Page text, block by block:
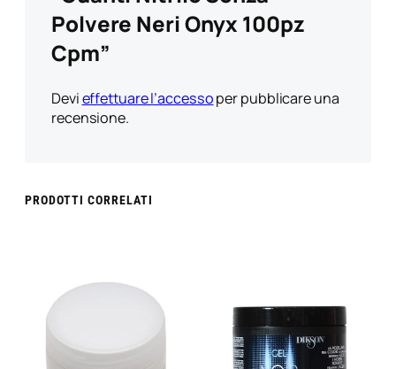
Polvere Neri Onyx 100pz
Cpm”
Devieffettuare l’accessoper pubblicare una
recensione.
PRODOTTI CORRELATI